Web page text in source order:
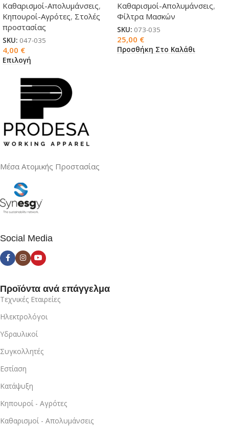
Καθαρισμοί-Απολυμάνσεις,
Κηπουροί-Αγρότες, Στολές
προστασίας
SKU: 047-035
4,00 €
Επιλογή
Καθαρισμοί-Απολυμάνσεις,
Φίλτρα Μασκών
SKU: 073-035
25,00 €
Προσθήκη Στο Καλάθι
Μέσα Ατομικής Προστασίας
Social Media
Προϊόντα ανά επάγγελμα
Τεχνικές Εταιρείες
Ηλεκτρολόγοι
Υδραυλικοί
Συγκολλητές
Εστίαση
Κατάψυξη
Κηπουροί - Αγρότες
Καθαρισμοί - Απολυμάνσεις